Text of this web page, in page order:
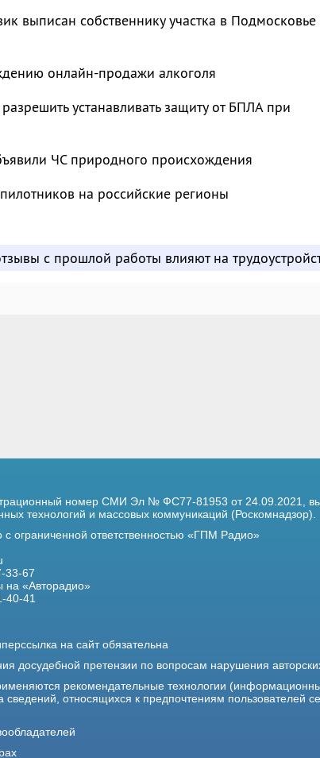
выписан собственнику участка в Подмосковье
онлайн-продажи алкоголя
устанавливать защиту от БПЛА при
ЧС природного происхождения
на российские регионы
с прошлой работы влияют на
номер СМИ Эл № ФС77-81953 от 24.09.2021,
технологий и массовых коммуникаций (Роскомнадзор).
ограниченной ответственностью «ГПМ Радио»
33-67
«Авторадио»
40-41
на сайт обязательна
досудебной претензии по вопросам нарушения
рекомендательные технологии
сведений, относящихся к предпочтениям пользователей